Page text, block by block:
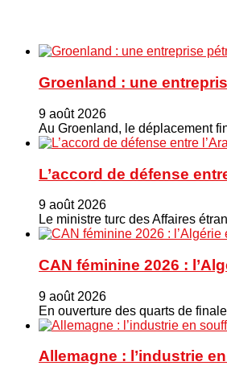
Groenland : une
9 août 2026
Au Groenland, le déplacement
L’accord de défense
9 août 2026
Le ministre turc ⁠des Affaires
CAN féminine 2026 :
9 août 2026
En ouverture des quarts de
Allemagne : l’industrie